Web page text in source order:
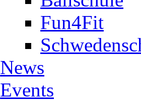
Fun4Fit
News
Events